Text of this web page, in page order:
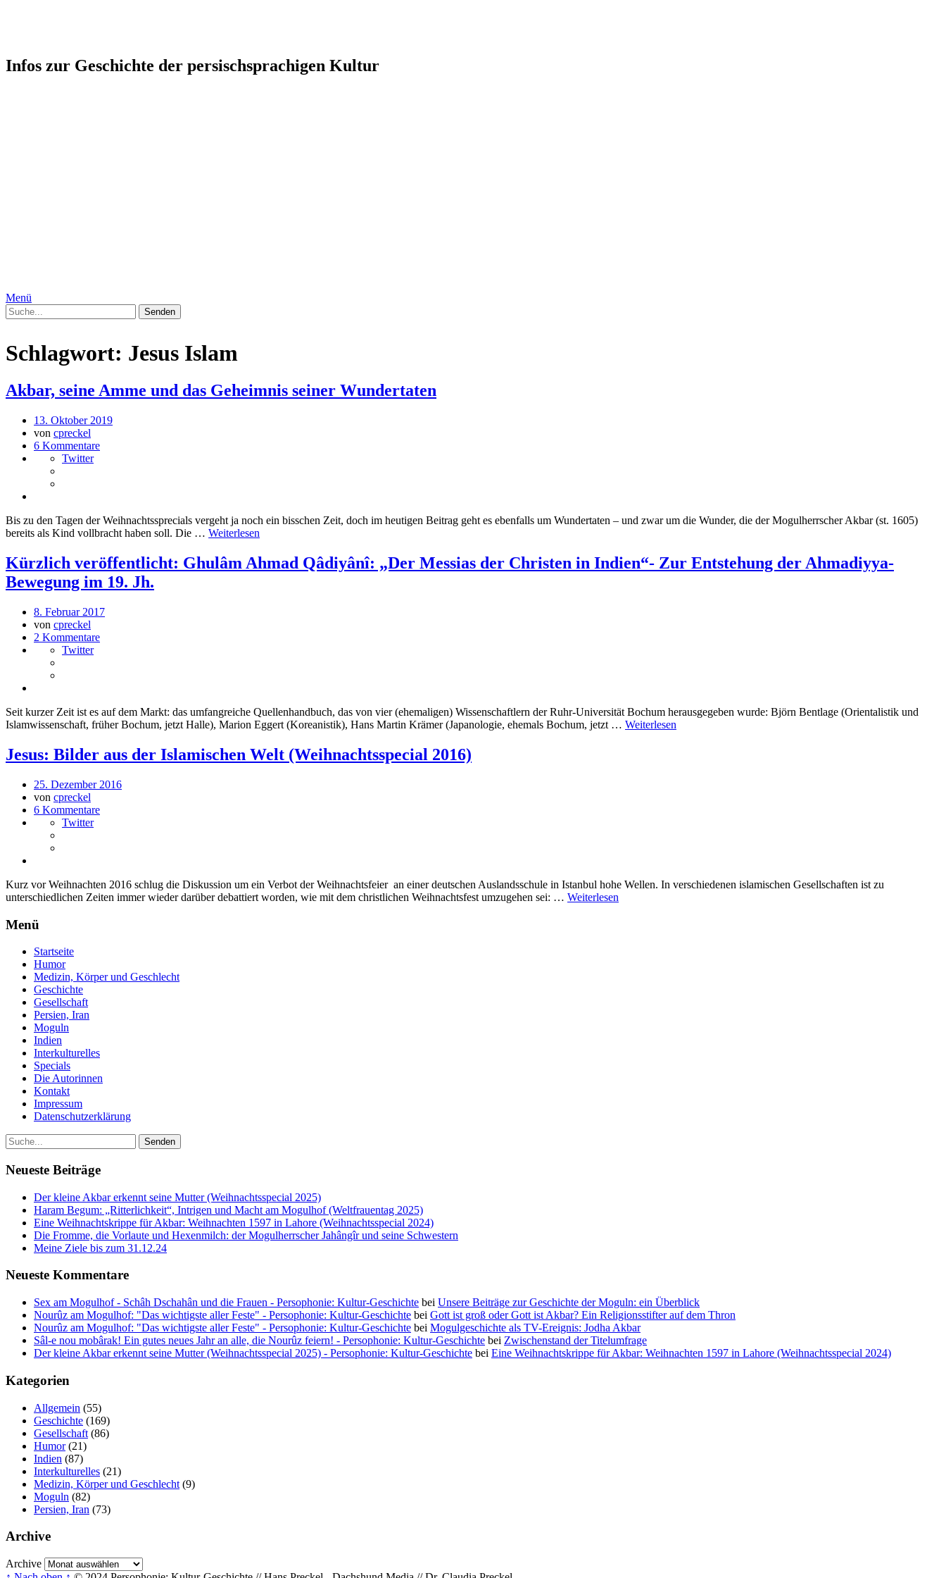
Infos zur Geschichte der persischsprachigen Kultur
Menü
Schlagwort: Jesus Islam
Akbar, seine Amme und das Geheimnis seiner Wundertaten
13. Oktober 2019
von cpreckel
6 Kommentare
Twitter
Bis zu den Tagen der Weihnachtssprecials vergeht ja noch ein bisschen Zeit, doch im heutigen Beitrag geht es ebenfalls um Wundertaten – und zwar um die Wunder, die der Mogulherrscher Akbar (st. 1605)
bereits als Kind vollbracht haben soll. Die … Weiterlesen
Kürzlich veröffentlicht: Ghulâm Ahmad Qâdiyânî: „Der Messias der Christen in Indien“- Zur Entstehung der Ahmadiyya-
Bewegung im 19. Jh.
8. Februar 2017
von cpreckel
2 Kommentare
Twitter
Seit kurzer Zeit ist es auf dem Markt: das umfangreiche Quellenhandbuch, das von vier (ehemaligen) Wissenschaftlern der Ruhr-Universität Bochum herausgegeben wurde: Björn Bentlage (Orientalistik und
Islamwissenschaft, früher Bochum, jetzt Halle), Marion Eggert (Koreanistik), Hans Martin Krämer (Japanologie, ehemals Bochum, jetzt … Weiterlesen
Jesus: Bilder aus der Islamischen Welt (Weihnachtsspecial 2016)
25. Dezember 2016
von cpreckel
6 Kommentare
Twitter
Kurz vor Weihnachten 2016 schlug die Diskussion um ein Verbot der Weihnachtsfeier an einer deutschen Auslandsschule in Istanbul hohe Wellen. In verschiedenen islamischen Gesellschaften ist zu
unterschiedlichen Zeiten immer wieder darüber debattiert worden, wie mit dem christlichen Weihnachtsfest umzugehen sei: … Weiterlesen
Menü
Startseite
Humor
Medizin, Körper und Geschlecht
Geschichte
Gesellschaft
Persien, Iran
Moguln
Indien
Interkulturelles
Specials
Die Autorinnen
Kontakt
Impressum
Datenschutzerklärung
Neueste Beiträge
Der kleine Akbar erkennt seine Mutter (Weihnachtsspecial 2025)
Haram Begum: „Ritterlichkeit“, Intrigen und Macht am Mogulhof (Weltfrauentag 2025)
Eine Weihnachtskrippe für Akbar: Weihnachten 1597 in Lahore (Weihnachtsspecial 2024)
Die Fromme, die Vorlaute und Hexenmilch: der Mogulherrscher Jahângîr und seine Schwestern
Meine Ziele bis zum 31.12.24
Neueste Kommentare
Sex am Mogulhof - Schâh Dschahân und die Frauen - Persophonie: Kultur-Geschichte bei Unsere Beiträge zur Geschichte der Moguln: ein Überblick
Nourûz am Mogulhof: "Das wichtigste aller Feste" - Persophonie: Kultur-Geschichte bei Gott ist groß oder Gott ist Akbar? Ein Religionsstifter auf dem Thron
Nourûz am Mogulhof: "Das wichtigste aller Feste" - Persophonie: Kultur-Geschichte bei Mogulgeschichte als TV-Ereignis: Jodha Akbar
Sâl-e nou mobârak! Ein gutes neues Jahr an alle, die Nourûz feiern! - Persophonie: Kultur-Geschichte bei Zwischenstand der Titelumfrage
Der kleine Akbar erkennt seine Mutter (Weihnachtsspecial 2025) - Persophonie: Kultur-Geschichte bei Eine Weihnachtskrippe für Akbar: Weihnachten 1597 in Lahore (Weihnachtsspecial 2024)
Kategorien
Allgemein (55)
Geschichte (169)
Gesellschaft (86)
Humor(21)
Indien (87)
Interkulturelles (21)
Medizin, Körper und Geschlecht (9)
Moguln (82)
Persien, Iran (73)
Archive
Archive